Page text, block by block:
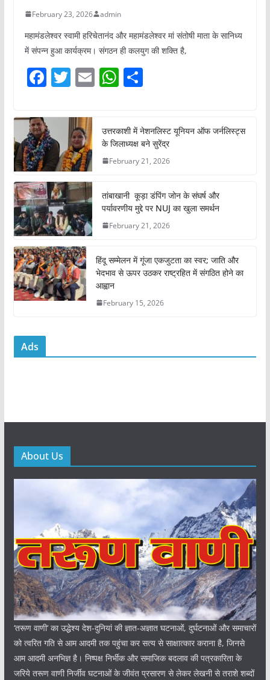
February 23, 2026 admin
महामंडलेश्वर स्वामी हरिचेतानंद और महामंडलेश्वर मां संतोषी माता के सानिध्य
में संपन्न हुआ कार्यक्रम। संगठन ही कलयुग की शक्ति है,
F
c
e
b
o
o
k
T
itt
er
E W
s
A
p
S
e
उत्तरकाशी में नेशनलिस्ट यूनियन ऑफ जर्नलिस्ट्स
के जिलाध्यक्ष बने सुरेंद्र
February 21, 2026
तांबाखानी कूड़ा डंपिंग जोन के संघर्ष और
पर्यावरणीय मुद्दे पर NUJ का खुला समर्थन
February 21, 2026
हिंदू सम्मेलन में गूंजा एकजुटता का स्वर; जाति और
भेदभाव से ऊपर उठकर राष्ट्रहित में संगठित होने का
आह्वान
February 15, 2026
Ads
About Us
‘तरूण वाणी‘ का उद्धेश्य देश-दुनियां की ज्ञात-अज्ञात घटनाओं, दुर्घटनाओं और समाचारों
को त्वरित गति से आम आदमी तक पहुंचा कर सत्य से साक्षात्कार कराना है, जिनसे
आम आदमी अनभिज्ञ है। निष्पक्ष निर्भीक और समाजिक बदलाव की पत्रकारिता के
जरिये तरूण वाणी निर्जीव घटनाओं के जीवंत प्रसारण से लेकर लेखनी से तराशे शब्दों